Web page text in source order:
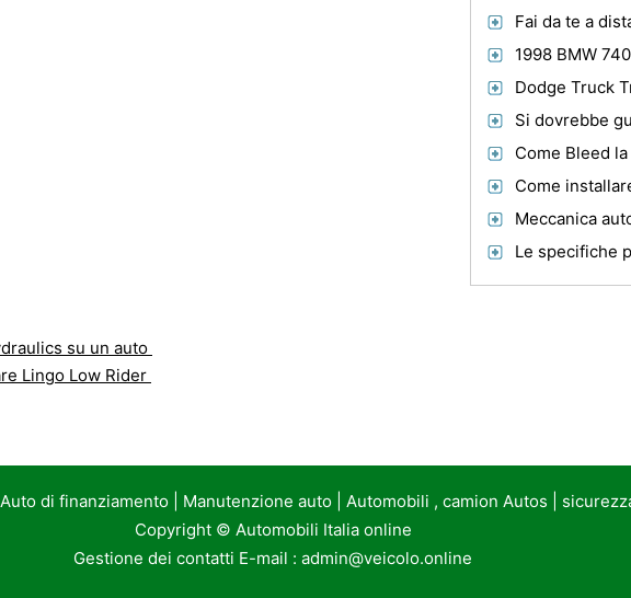
su un auto
Lingo Low Rider
Fai da te a
Meccanica
di finanziamento| Manutenzione auto| Automobili , camion Autos
Copyright © Automobili Italia online
Gestione dei contatti E-mail : admin@veicolo.online